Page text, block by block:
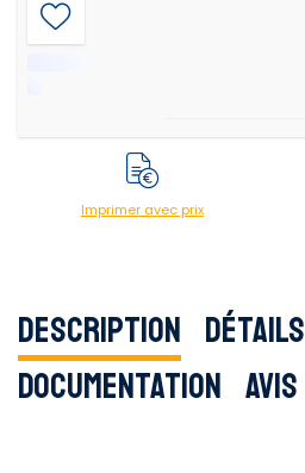
Imprimer avec prix
Description Détails
Documentation Avis